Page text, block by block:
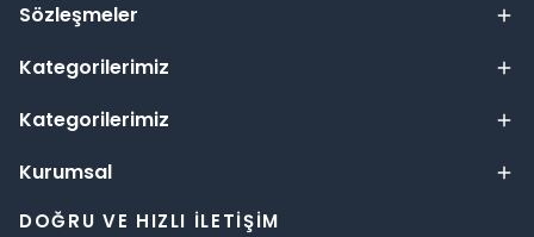
Sözleşmeler
Kategorilerimiz
Kategorilerimiz
Kurumsal
DOĞRU VE HIZLI İLETIŞIM